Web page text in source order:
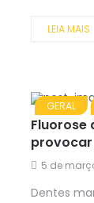
LEIA MAIS
GERAL
Fluorose
provocar
5 de
Dentes